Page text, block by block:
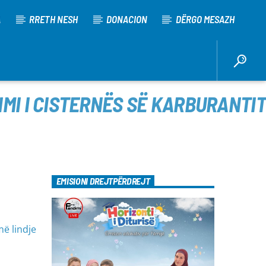
RRETH NESH DONACION DËRGO MESAZH
I CISTERNËS SË KARBURANTIT
lindje
EMISIONI DREJTPËRDREJT